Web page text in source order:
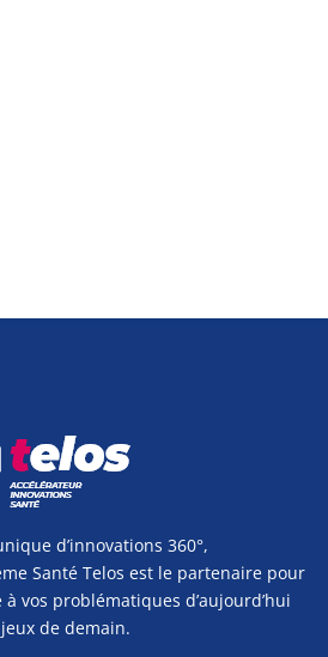
d’innovations 360°,
Santé Telos est le partenaire pour
vos problématiques d’aujourd’hui
de demain.